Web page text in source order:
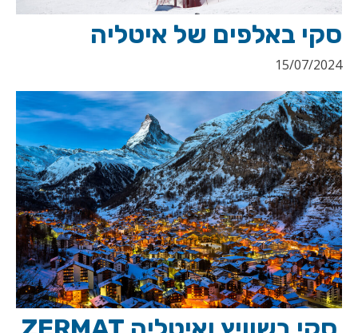
סקי באלפים של איטליה
15/07/2024